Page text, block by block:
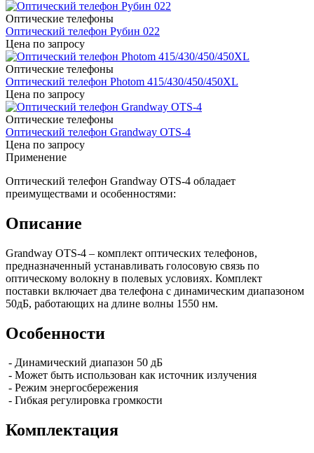
Оптические телефоны
Оптический телефон Рубин 022
Цена по запросу
Оптические телефоны
Оптический телефон Photom 415/430/450/450XL
Цена по запросу
Оптические телефоны
Оптический телефон Grandway OTS-4
Цена по запросу
Применение
Оптический телефон Grandway OTS-4 обладает
преимуществами и особенностями:
Описание
Grandway OTS-4 – комплект оптических телефонов,
предназначенный устанавливать голосовую связь по
оптическому волокну в полевых условиях. Комплект
поставки включает два телефона с динамическим диапазоном
50дБ, работающих на длине волны 1550 нм.
Особенности
- Динамический диапазон 50 дБ
- Может быть использован как источник излучения
- Режим энергосбережения
- Гибкая регулировка громкости
Комплектация